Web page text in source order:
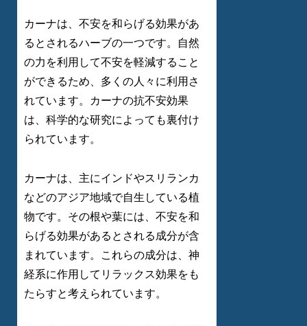
カーナは、不安を和らげる効果があ
るとされるハーブの一つです。自然
の力を利用して不安を軽減すること
ができるため、多くの人々に利用さ
れています。カーナの抗不安効果
は、科学的な研究によっても裏付け
られています。
カーナは、主にインドやスリランカ
などのアジア地域で自生している植
物です。その根や葉には、不安を和
らげる効果があるとされる成分が含
まれています。これらの成分は、神
経系に作用してリラックス効果をも
たらすと考えられています。